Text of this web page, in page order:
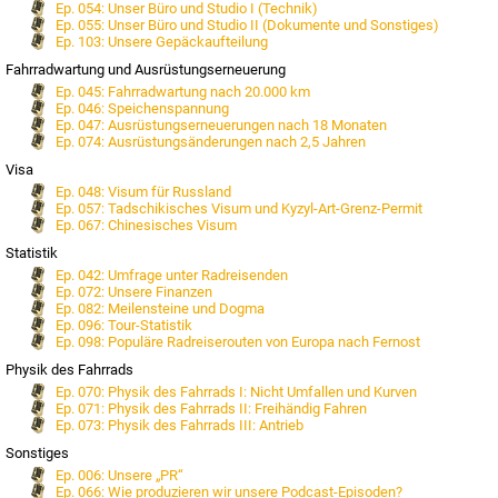
Hörer des Podcasts begrüßen dürfen. Und da wir unser
vorhandene breite Followerschaft bauen können und uns
mit Marketingabteilung im Nacken sitzt, sind wir dabei auf
Propaganda angewiesen.
Jeder Website-Besucher, jeder Podcast-Hörer und mehr noch
ermöglicht und motiviert uns nicht nur, die Tour zu verlängern
Podcast länger zu betreiben, sondern auch mehr Zeit in die
öfter zu aktualisieren bzw. öfter neue Episoden und Berichte
Die beste, schönste und einfachste Möglichkeit, uns zu
ihr anderen von unserer Tour, unserem Podcast und unserer
Homepage oder postet einen Link auf Social Media.
folgenden Banner, Logos und sonstige Grafiken
verwenden dürft!
Die englischsprachigen Versionen dieser Grafiken finden sich
Logo Logo Gold 1
Ep. 054: Unser Büro und Studio I (Technik)
Ep. 055: Unser Büro und Studio II (Dokumente und Sonstiges)
Ep. 103: Unsere Gepäckaufteilung
Fahrradwartung und Ausrüstungserneuerung
Ep. 045: Fahrradwartung nach 20.000 km
Ep. 046: Speichenspannung
Ep. 047: Ausrüstungserneuerungen nach 18 Monaten
Ep. 074: Ausrüstungsänderungen nach 2,5 Jahren
Visa
Ep. 048: Visum für Russland
Ep. 057: Tadschikisches Visum und Kyzyl-Art-Grenz-Permit
Ep. 067: Chinesisches Visum
Statistik
Ep. 042: Umfrage unter Radreisenden
Ep. 072: Unsere Finanzen
Ep. 082: Meilensteine und Dogma
Ep. 096: Tour-Statistik
Ep. 098: Populäre Radreiserouten von Europa nach Fernost
Physik des Fahrrads
Ep. 070: Physik des Fahrrads I: Nicht Umfallen und Kurven
Ep. 071: Physik des Fahrrads II: Freihändig Fahren
Ep. 073: Physik des Fahrrads III: Antrieb
Sonstiges
Ep. 006: Unsere „PR“
Ep. 066: Wie produzieren wir unsere Podcast-Episoden?